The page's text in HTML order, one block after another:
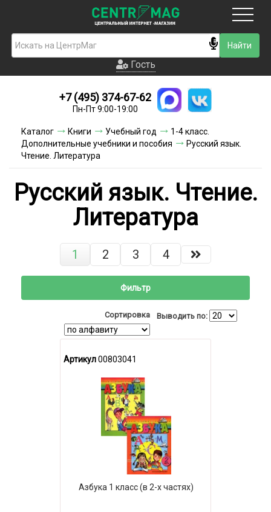
Гость
Новинки
Условия доставки
Условия оплаты
Гость
+7 (495) 374-67-62
Пн-Пт 9:00-19:00
Каталог Книги Учебный год
1-4 класс.
Дополнительные учебники и пособия
Русский язык.
Чтение. Литература
Русский язык. Чтение.
Литература
1 2 3 4
Фильтр
Сортировка Выводить по:
Артикул00803041
Азбука 1 класс (в 2-х частях)